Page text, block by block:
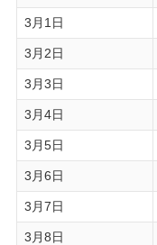
3月1日
3月2日
3月3日
3月4日
3月5日
3月6日
3月7日
3月8日